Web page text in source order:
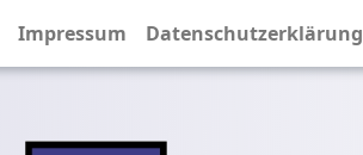
Impressum Datenschutzerklärung